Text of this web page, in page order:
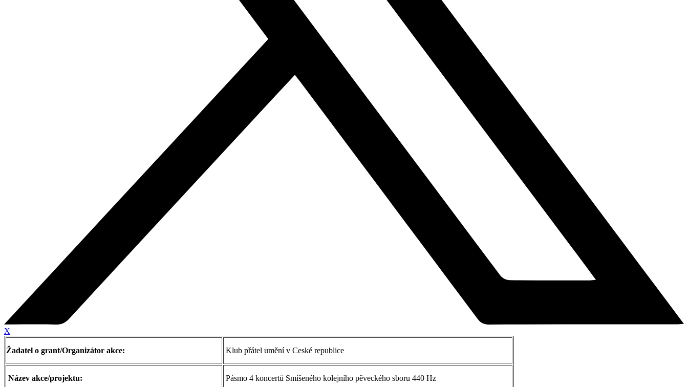
X
Žadatel o grant/Organizátor akce: Klub přátel umění v Ceské republice
Název akce/projektu: Pásmo 4 koncertů Smíšeného kolejního pěveckého sboru 440 Hz